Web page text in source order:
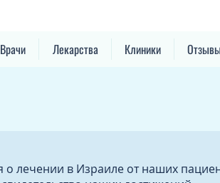
Врачи Лекарства Клиники Отзывы
лечении в Израиле от наших